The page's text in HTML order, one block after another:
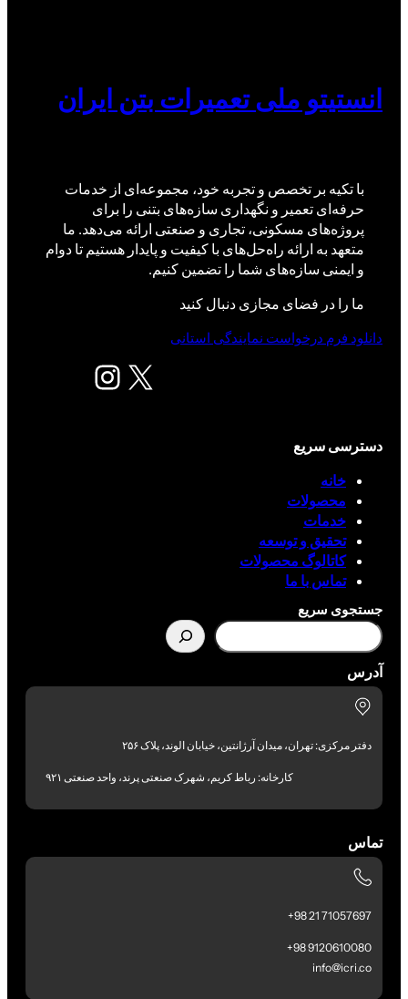
انستیتو ملی تعمیرات بتن ایران
با تکیه بر تخصص و تجربه خود، مجموعه‌ای از خدمات
حرفه‌ای تعمیر و نگهداری سازه‌های بتنی را برای
پروژه‌های مسکونی، تجاری و صنعتی ارائه می‌دهد. ما
متعهد به ارائه راه‌حل‌های با کیفیت و پایدار هستیم تا دوام
و ایمنی سازه‌های شما را تضمین کنیم.
ما را در فضای مجازی دنبال کنید
X اینستاگرم
دانلود فرم درخواست نمایندگی استانی
دسترسی سریع
خانه
محصولات
خدمات
تحقیق و توسعه
کاتالوگ محصولات
تماس با ما
جستجوی سریع
آدرس
دفتر مرکزی: تهران، میدان آرژانتین، خیابان الوند، پلاک ۲۵۶
کارخانه: رباط کریم، شهرک صنعتی پرند، واحد صنعتی ۹۲۱
تماس
71057697 21 98+
9120610080 98+
info@icri.co